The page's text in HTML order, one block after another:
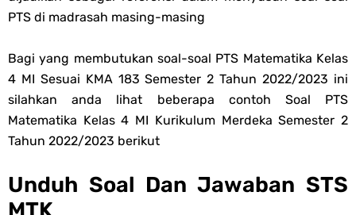
PTS di madrasah masing-masing
Bagi yang membutukan soal-soal PTS Matematika Kelas
4 MI Sesuai KMA 183 Semester 2 Tahun 2022/2023 ini
silahkan anda lihat beberapa contoh Soal PTS
Matematika Kelas 4 MI Kurikulum Merdeka Semester 2
Tahun 2022/2023 berikut
Unduh Soal Dan Jawaban STS